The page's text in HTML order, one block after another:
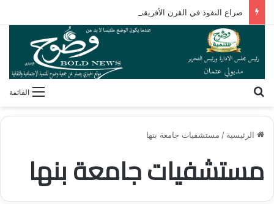
القائمة
الرئيسية / مستشفيات جامعة بنها
مستشفيات جامعة بنها